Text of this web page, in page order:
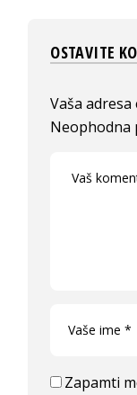
OSTAVITE
Vaša
Neophodna
Zapamti